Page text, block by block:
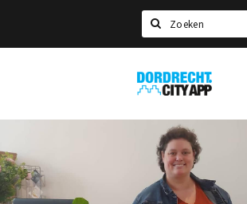
Zoeken
Dordrecht
City